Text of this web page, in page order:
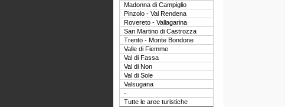
Madonna di Campiglio
Pinzolo - Val Rendena
Rovereto - Vallagarina
San Martino di Castrozza
Trento - Monte Bondone
Valle di Fiemme
Val di Fassa
Val di Non
Val di Sole
Valsugana
-
Tutte le aree turistiche